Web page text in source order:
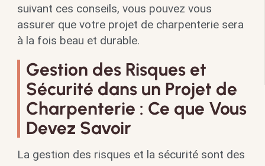
suivant ces conseils, vous pouvez vous
assurer que votre projet de charpenterie sera
à la fois beau et durable.
Gestion des Risques et
Sécurité dans un Projet de
Charpenterie : Ce que Vous
Devez Savoir
La gestion des risques et la sécurité sont des